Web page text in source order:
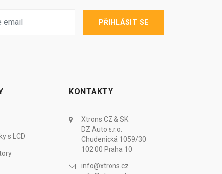
PŘIHLÁSIT SE
s LCD
KONTAKTY
Xtrons CZ & SK
DZ Auto s.r.o.
Chudenická 1059/30
102 00 Praha 10
info@xtrons.cz